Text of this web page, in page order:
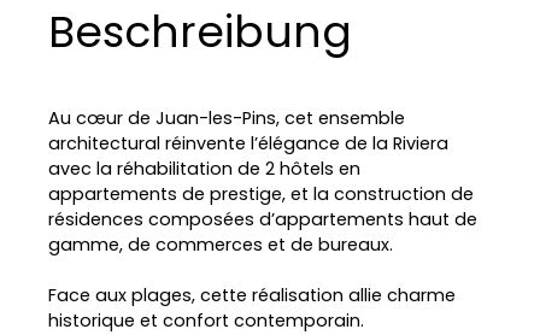
Beschreibung
Au cœur de Juan-les-Pins, cet ensemble
architectural réinvente l’élégance de la Riviera
avec la réhabilitation de 2 hôtels en
appartements de prestige, et la construction de
résidences composées d’appartements haut de
gamme, de commerces et de bureaux.
Face aux plages, cette réalisation allie charme
historique et confort contemporain.